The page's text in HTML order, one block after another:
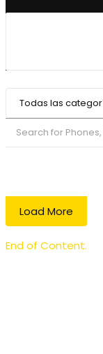
Load More
End of Content.